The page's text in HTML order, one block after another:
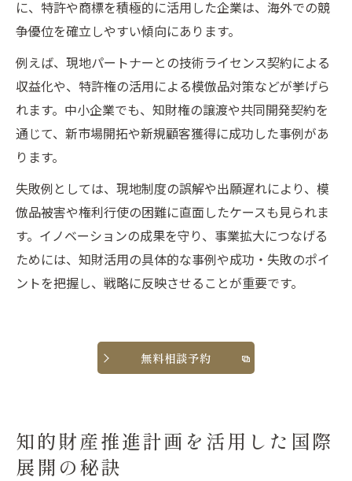
に、特許や商標を積極的に活用した企業は、海外での競
争優位を確立しやすい傾向にあります。
例えば、現地パートナーとの技術ライセンス契約による
収益化や、特許権の活用による模倣品対策などが挙げら
れます。中小企業でも、知財権の譲渡や共同開発契約を
通じて、新市場開拓や新規顧客獲得に成功した事例があ
ります。
失敗例としては、現地制度の誤解や出願遅れにより、模
倣品被害や権利行使の困難に直面したケースも見られま
す。イノベーションの成果を守り、事業拡大につなげる
ためには、知財活用の具体的な事例や成功・失敗のポイ
ントを把握し、戦略に反映させることが重要です。
無料相談予約
知的財産推進計画を活用した国際
展開の秘訣